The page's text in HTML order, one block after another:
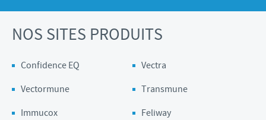
NOS SITES PRODUITS
Confidence EQ
Vectra
Vectormune
Transmune
Immucox
Feliway